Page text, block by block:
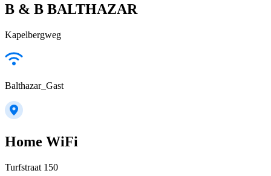
B & B BALTHAZAR
Kapelbergweg
Balthazar_Gast
Home WiFi
Turfstraat 150